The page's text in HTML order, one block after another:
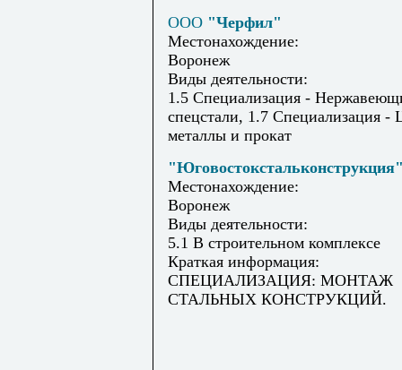
ООО "Черфил"
Местонахождение:
Воронеж
Виды деятельности:
1.5 Специализация -
спецстали, 1.7 Специализация -
металлы и прокат
Местонахождение:
Воронеж
Виды деятельности:
5.1 В строительном комплексе
Краткая информация:
СПЕЦИАЛИЗАЦИЯ: МОНТАЖ
СТАЛЬНЫХ КОНСТРУКЦИЙ.